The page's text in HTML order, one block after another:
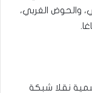
والحوض الغربي،
نقلا شبكة